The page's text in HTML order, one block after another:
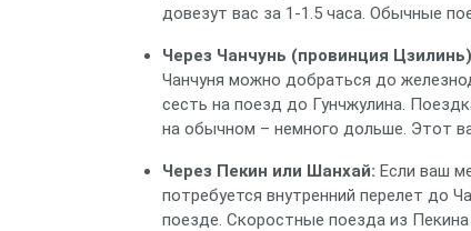
довезут вас за 1-1.5 часа. Обычные
Через Чанчунь (провинция
Чанчуня можно добраться до
сесть на поезд до Гунчжулина.
на обычном – немного дольше. Этот
Через Пекин или Шанхай: Если ваш
потребуется внутренний перелет до
поезде. Скоростные поезда из